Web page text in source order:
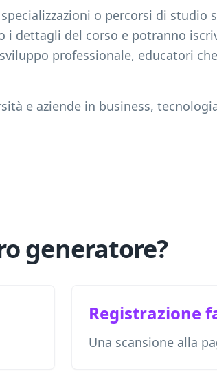
o percorsi di studio
i dettagli del corso e potranno
professionale, educatori
e aziende in business,
generatore?
Registrazione
Una scansione alla